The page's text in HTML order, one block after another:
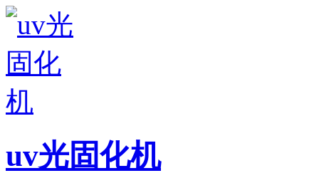
uv光固化机